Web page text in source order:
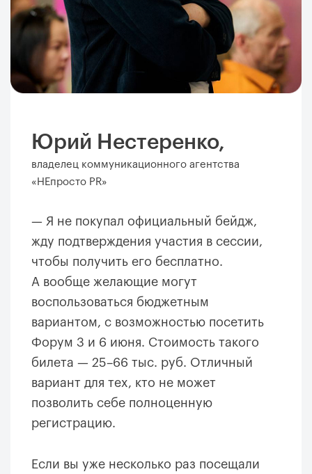
Юрий Нестеренко,
владелец коммуникационного агентства
«НЕпросто PR»
— Я не покупал официальный бейдж,
жду подтверждения участия в сессии,
чтобы получить его бесплатно.
А вообще желающие могут
воспользоваться бюджетным
вариантом, с возможностью посетить
Форум 3 и 6 июня. Стоимость такого
билета — 25–66 тыс. руб. Отличный
вариант для тех, кто не может
позволить себе полноценную
регистрацию.
Если вы уже несколько раз посещали